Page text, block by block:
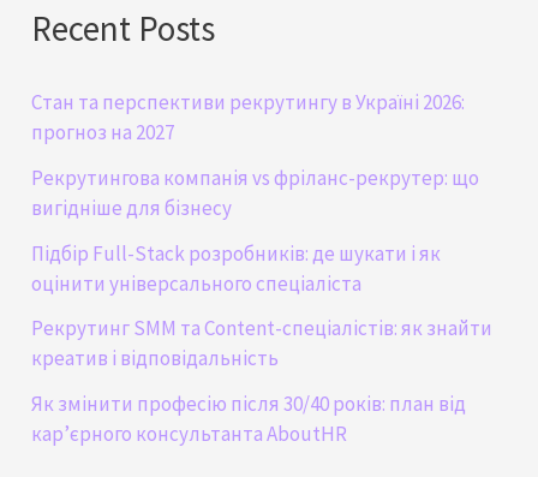
Recent Posts
Стан та перспективи рекрутингу в Україні 2026:
прогноз на 2027
Рекрутингова компанія vs фріланс-рекрутер: що
вигідніше для бізнесу
Підбір Full-Stack розробників: де шукати і як
оцінити універсального спеціаліста
Рекрутинг SMM та Content-спеціалістів: як знайти
креатив і відповідальність
Як змінити професію після 30/40 років: план від
кар’єрного консультанта AboutHR